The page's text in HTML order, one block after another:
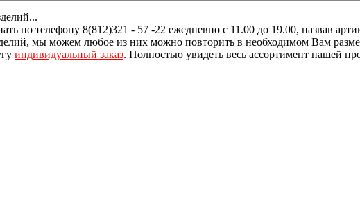
по телефону 8(812)321 - 57 -22 ежедневно с 11.00 до 19.00, назвав
мы можем любое из них можно повторить в необходимом Вам
индивидуальный заказ. Полностью увидеть весь ассортимент нашей